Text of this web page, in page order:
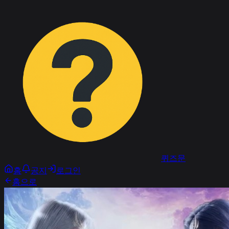
퀴즈문
홈
공지
로그인
홈으로